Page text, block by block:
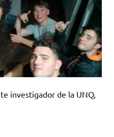
investigador de la UNQ,